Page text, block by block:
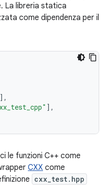
La libreria statica
come dipendenza per il
],
],
le funzioni C++ come
CXX come
cxx_test.hpp